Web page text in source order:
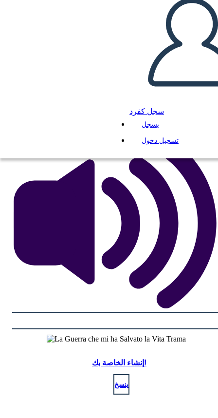
سجل كفرد
يسجل
تسجيل دخول
La Guerra che mi ha Salvato
اقرأ لي
إنشاء الخاصة بك!
ينسخ